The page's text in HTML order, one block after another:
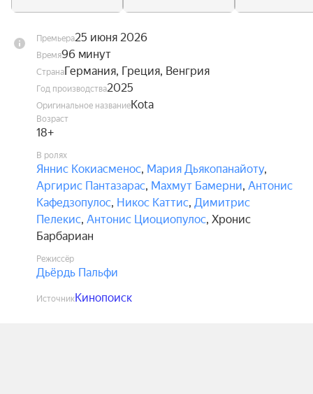
Премьера25 июня 2026
Время96 минут
СтранаГермания, Греция, Венгрия
Год производства2025
Оригинальное названиеKota
Возраст
18+
В ролях
Яннис Кокиасменос, Мария Дьякопанайоту,
Аргирис Пантазарас, Махмут Бамерни, Антонис
Кафедзопулос, Никос Каттис, Димитрис
Пелекис, Антонис Циоциопулос, Хронис
Барбариан
Режиссёр
Дьёрдь Пальфи
ИсточникКинопоиск